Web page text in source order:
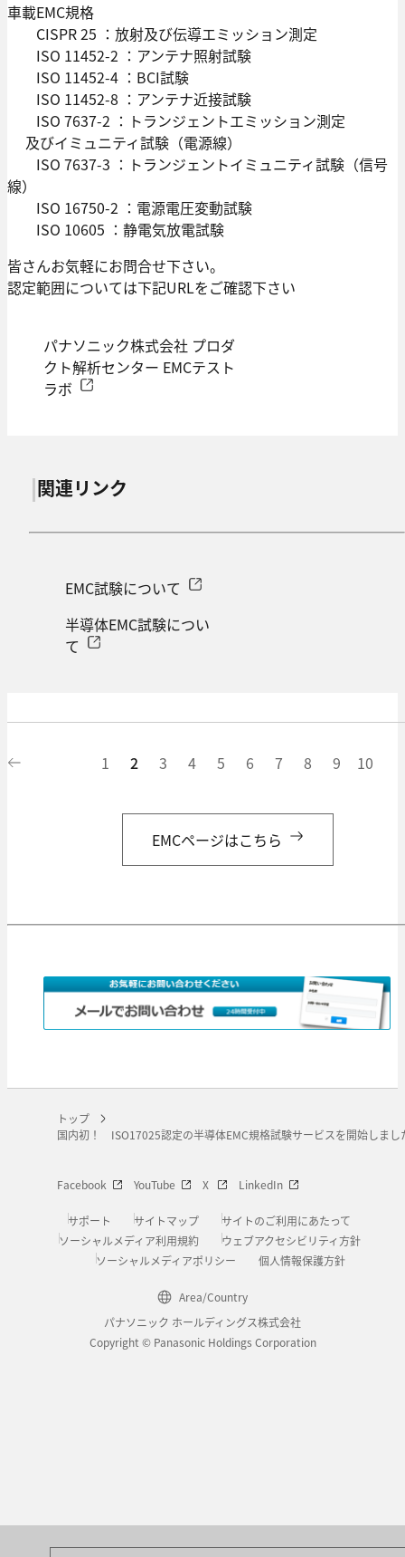
車載EMC規格
CISPR 25 ：放射及び伝導エミッション測定
ISO 11452-2 ：アンテナ照射試験
ISO 11452-4 ：BCI試験
ISO 11452-8 ：アンテナ近接試験
ISO 7637-2 ：トランジェントエミッション測定
及びイミュニティ試験（電源線）
ISO 7637-3 ：トランジェントイミュニティ試験（信号
線）
ISO 16750-2 ：電源電圧変動試験
ISO 10605 ：静電気放電試験
皆さんお気軽にお問合せ下さい。
認定範囲については下記URLをご確認下さい
パナソニック株式会社 プロダ
クト解析センター EMCテスト
ラボ
関連リンク
EMC試験について
半導体EMC試験につい
て
1 2 3 4 5 6 7 8 9 10
EMCページはこちら
トップ
国内初！ ISO17025認定の半導体EMC規格試験サービスを開始しまし
Facebook YouTube X LinkedIn
サポート サイトマップ
サイトのご利用にあたって
ソーシャルメディア利用規約
ウェブアクセシビリティ方針
ソーシャルメディアポリシー
個人情報保護方針
Area/Country
パナソニック ホールディングス株式会社
Copyright © Panasonic Holdings Corporation